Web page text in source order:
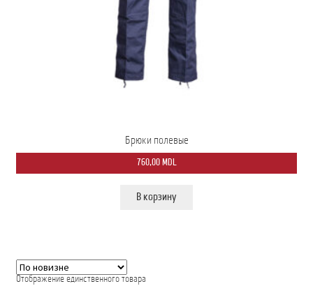
Школьный автобус Ford Transit M2
Брюки полевые
760,00 MDL
В корзину
Отображение единственного товара